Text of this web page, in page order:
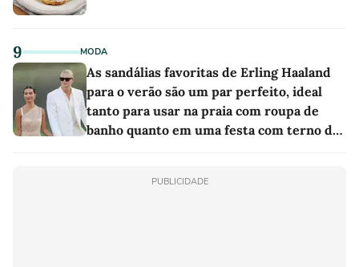
9 MODA
As sandálias favoritas de Erling Haaland
para o verão são um par perfeito, ideal
tanto para usar na praia com roupa de
banho quanto em uma festa com terno de
PUBLICIDADE